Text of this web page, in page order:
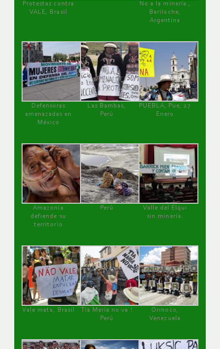
Protestas contra
VALE, Brasil
No a la minería ,
Bariloche,
Argentina
Defensoras
amenazadas en
México
Las Bambas,
Perú
PUEBLA, Pue, 27
Enero
Amazonía
defiende su
territorio
Perú
Valle del Elqui
sin minería.
Vale mata, Brasil
Tía María no va !
Perú
Orinoco,
Venezuela